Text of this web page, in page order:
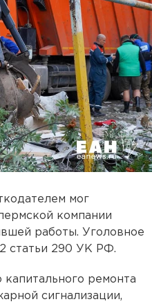
мог
компании
работы. Уголовное
статьи 290 УК РФ.
ремонта
сигнализации,